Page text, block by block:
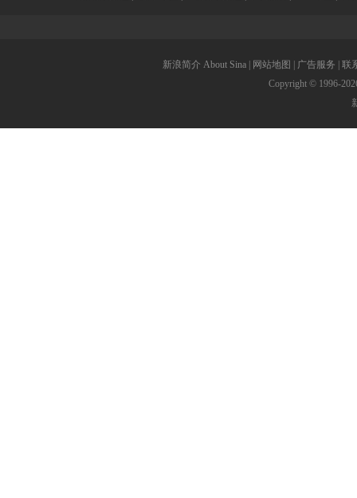
新浪简介 About Sina 网站地图 广告服务
联
Copyright © 1996-